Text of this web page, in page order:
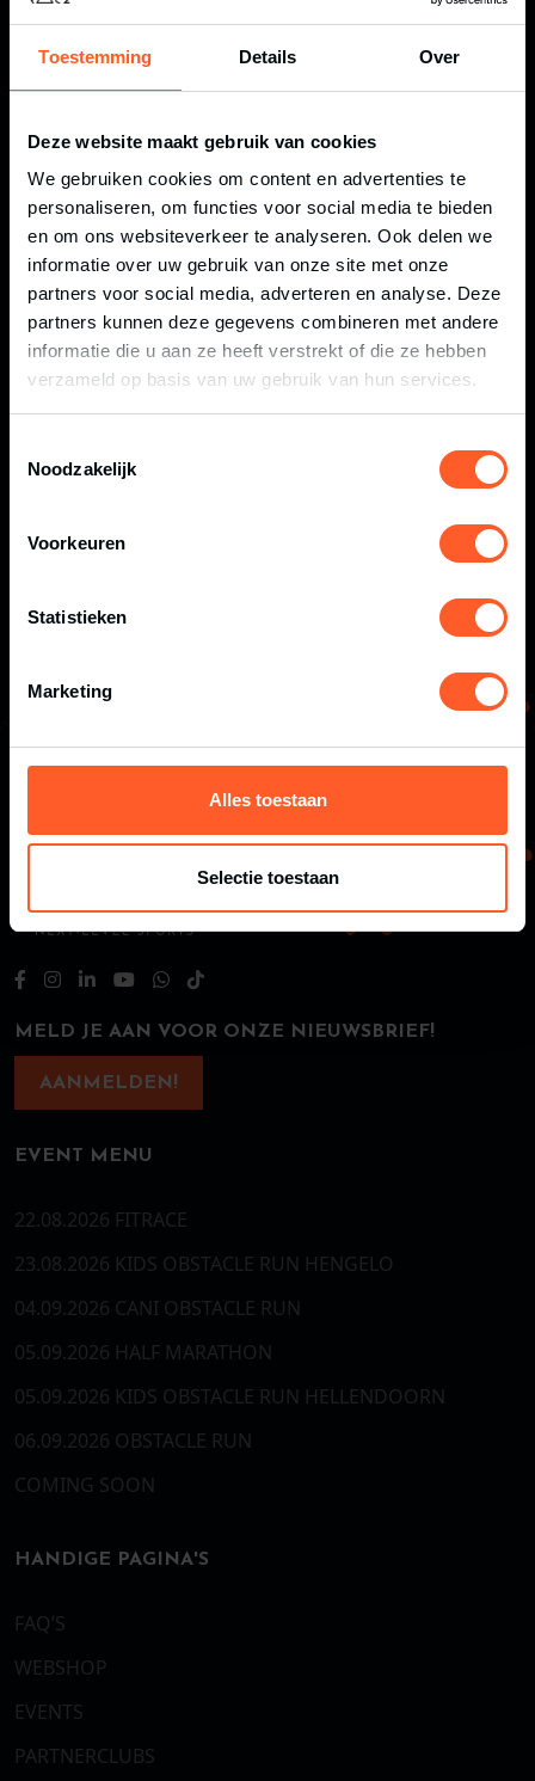
Toestemming Details Over
Deze website maakt gebruik van cookies
We gebruiken cookies om content en advertenties te
personaliseren, om functies voor social media te bieden
en om ons websiteverkeer te analyseren. Ook delen we
informatie over uw gebruik van onze site met onze
partners voor social media, adverteren en analyse. Deze
partners kunnen deze gegevens combineren met andere
informatie die u aan ze heeft verstrekt of die ze hebben
verzameld op basis van uw gebruik van hun services.
Noodzakelijk
Voorkeuren
Statistieken
Marketing
Alles toestaan
Selectie toestaan
100 DAGEN
€15,00
P- TICKET OBSTACLE
MELD JE AAN VOOR ONZE NIEUWSBRIEF!
AANMELDEN!
EVENT MENU
22.08.2026 FITRACE
23.08.2026 KIDS OBSTACLE RUN HENGELO
04.09.2026 CANI OBSTACLE RUN
05.09.2026 HALF MARATHON
05.09.2026 KIDS OBSTACLE RUN HELLENDOORN
06.09.2026 OBSTACLE RUN
COMING SOON
HANDIGE PAGINA'S
FAQ’S
WEBSHOP
EVENTS
PARTNERCLUBS